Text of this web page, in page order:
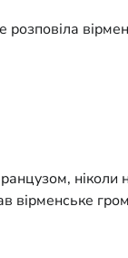
ніколи
вірменське